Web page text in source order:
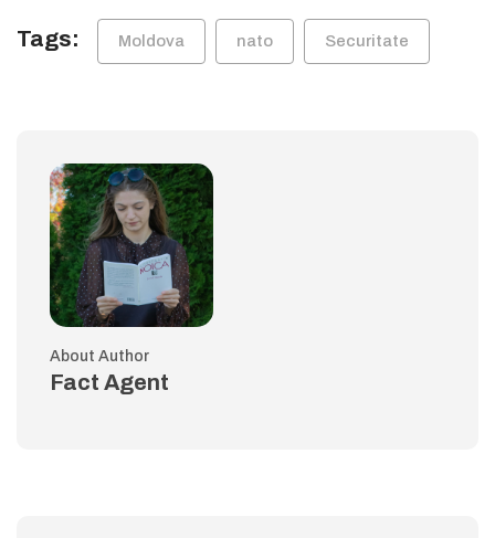
Tags: Moldova nato Securitate
About Author
Fact Agent